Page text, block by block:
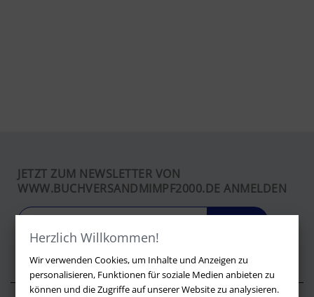
Herzlich Willkommen!
Wir verwenden Cookies, um Inhalte und Anzeigen zu
personalisieren, Funktionen für soziale Medien anbieten zu
können und die Zugriffe auf unserer Website zu analysieren.
JETZT ZUM NEWSLETTER VON
WWW.BUCHVERSANDMIMPF2000.DE ANMELDEN